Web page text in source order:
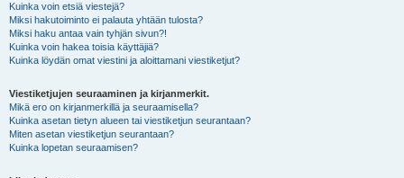
Kuinka voin etsiä viestejä?
Miksi hakutoiminto ei palauta yhtään tulosta?
Miksi haku antaa vain tyhjän sivun?!
Kuinka voin hakea toisia käyttäjiä?
Kuinka löydän omat viestini ja aloittamani viestiketjut?
Viestiketjujen seuraaminen ja kirjanmerkit.
Mikä ero on kirjanmerkillä ja seuraamisella?
Kuinka asetan tietyn alueen tai viestiketjun seurantaan?
Miten asetan viestiketjun seurantaan?
Kuinka lopetan seuraamisen?